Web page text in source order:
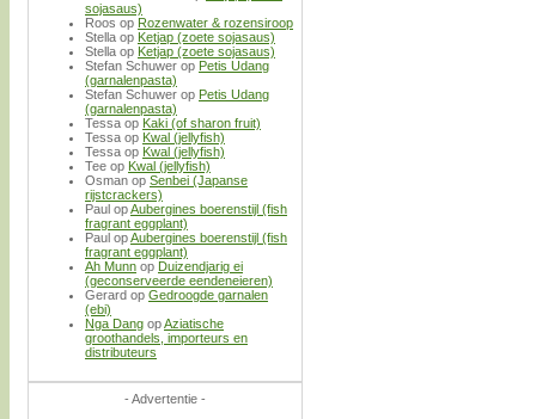
sojasaus)
Roos op Rozenwater & rozensiroop
Stella op Ketjap (zoete sojasaus)
Stella op Ketjap (zoete sojasaus)
Stefan Schuwer op Petis Udang
(garnalenpasta)
Stefan Schuwer op Petis Udang
(garnalenpasta)
Tessa op Kaki (of sharon fruit)
Tessa op Kwal (jellyfish)
Tessa op Kwal (jellyfish)
Tee op Kwal (jellyfish)
Osman op Senbei (Japanse
rijstcrackers)
Paul opAubergines boerenstijl (fish
fragrant eggplant)
Paul opAubergines boerenstijl (fish
fragrant eggplant)
Ah Munn op Duizendjarig ei
(geconserveerde eendeneieren)
Gerard op Gedroogde garnalen
(ebi)
Nga Dang opAziatische
groothandels, importeurs en
distributeurs
- Advertentie -